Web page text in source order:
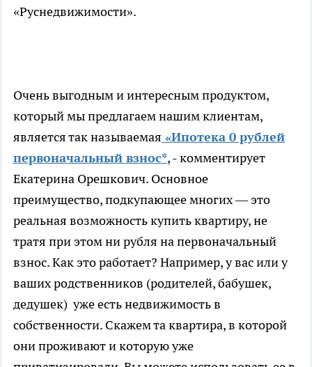
«Руснедвижимости».
Очень выгодным и интересным продуктом,
который мы предлагаем нашим клиентам,
является так называемая «Ипотека 0 рублей
первоначальный взнос*, - комментирует
Екатерина Орешкович. Основное
преимущество, подкупающее многих — это
реальная возможность купить квартиру, не
тратя при этом ни рубля на первоначальный
взнос. Как это работает? Например, у вас или у
ваших родственников (родителей, бабушек,
дедушек) уже есть недвижимость в
собственности. Скажем та квартира, в которой
они проживают и которую уже